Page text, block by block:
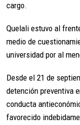
cargo.
Quelali estuvo al
medio de
universidad por al
Desde el 21 de
detención preventiva
conducta
favorecido